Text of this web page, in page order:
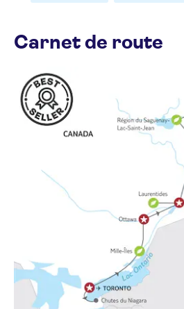
Carnet de route